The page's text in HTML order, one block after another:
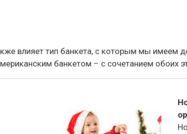
влияет тип банкета, с которым мы имеем
банкетом – с сочетанием обоих